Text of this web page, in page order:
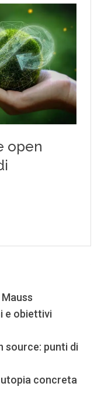
e obiettivi
source: punti di
concreta